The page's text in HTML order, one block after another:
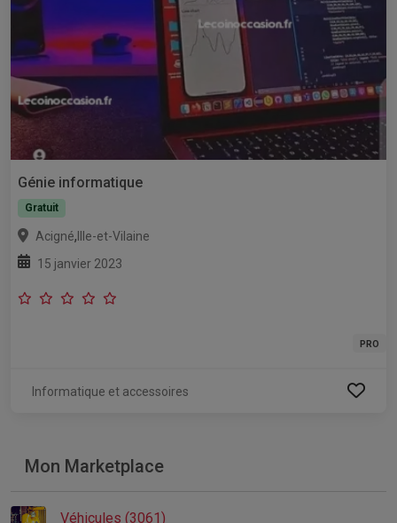
Génie informatique
Gratuit
Acigné, Ille-et-Vilaine
15 janvier 2023
PRO
Informatique et accessoires
Mon Marketplace
Véhicules (3061)